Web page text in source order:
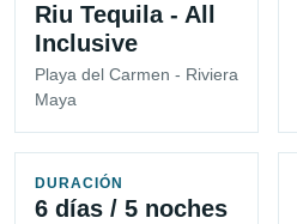
Riu Tequila - All
Inclusive
Playa del Carmen - Riviera
Maya
DURACIÓN
6 días / 5 noches